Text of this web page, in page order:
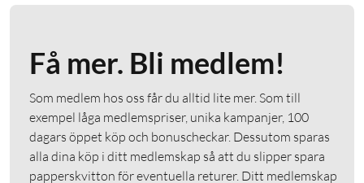
Få mer. Bli medlem!
Som medlem hos oss får du alltid lite mer. Som till
exempel låga medlemspriser, unika kampanjer, 100
dagars öppet köp och bonuscheckar. Dessutom sparas
alla dina köp i ditt medlemskap så att du slipper spara
papperskvitton för eventuella returer. Ditt medlemskap